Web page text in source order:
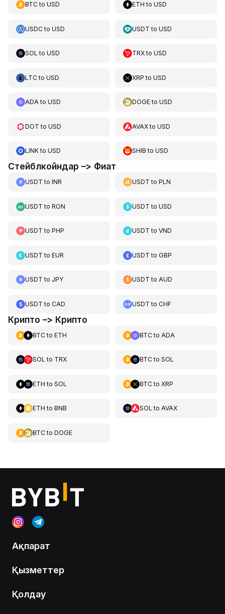
BTCto USD ETH toUSD
USDCto USD USDT toUSD
SOL to USD TRXtoUSD
LTCto USD XRP toUSD
ADAto USD DOGEtoUSD
DOT to USD AVAXtoUSD
LINKto USD SHIB toUSD
Стейблкойндар –> Фиат
USDT to INR USDT toPLN
USDT to RON USDT toUSD
USDT to PHP USDT toVND
USDT to EUR USDT toGBP
USDT to JPY USDT toAUD
USDT to CAD USDT toCHF
Крипто –> Крипто
BTCto ETH BTCto ADA
SOL to TRX BTCto SOL
ETH to SOL BTCto XRP
ETH to BNB SOL to AVAX
BTCto DOGE
Ақпарат
Қызметтер
Қолдау